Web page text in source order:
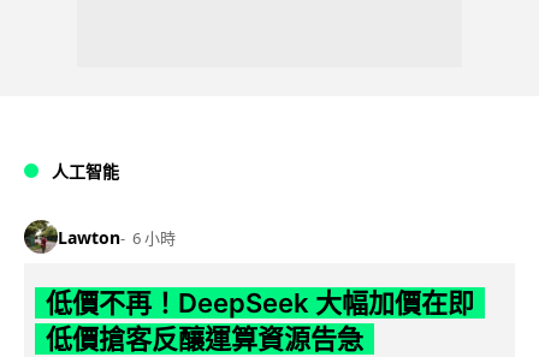
人工智能
Lawton 6 小時
低價不再！DeepSeek 大幅加價在即
低價搶客反釀運算資源告急